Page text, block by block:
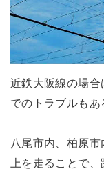
近鉄大阪線の場合
でのトラブルもあ
八尾市内、柏原
上を走ることで